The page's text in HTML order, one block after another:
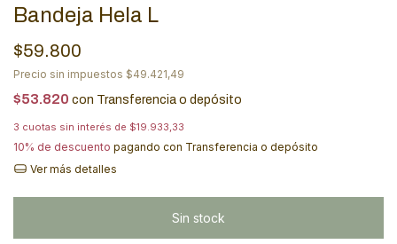
Bandeja Hela L
$59.800
Precio sin impuestos $49.421,49
$53.820 con Transferencia o depósito
3 cuotas sin interés de $19.933,33
10% de descuento pagando con Transferencia o depósito
Ver más detalles